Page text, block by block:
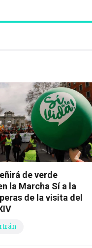
de verde
la Marcha Sí a la
de la visita del